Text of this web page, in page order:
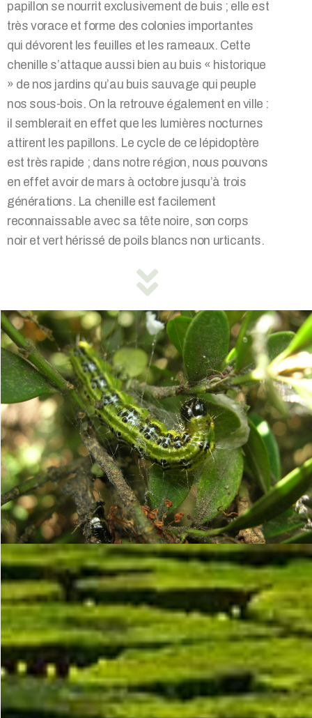
papillon se nourrit exclusivement de buis ; elle est
très vorace et forme des colonies importantes
qui dévorent les feuilles et les rameaux. Cette
chenille s’attaque aussi bien au buis « historique
» de nos jardins qu’au buis sauvage qui peuple
nos sous-bois. On la retrouve également en ville :
il semblerait en effet que les lumières nocturnes
attirent les papillons. Le cycle de ce lépidoptère
est très rapide ; dans notre région, nous pouvons
en effet avoir de mars à octobre jusqu’à trois
générations. La chenille est facilement
reconnaissable avec sa tête noire, son corps
noir et vert hérissé de poils blancs non urticants.